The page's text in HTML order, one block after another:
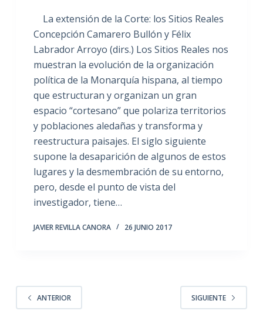
La extensión de la Corte: los Sitios Reales
Concepción Camarero Bullón y Félix
Labrador Arroyo (dirs.) Los Sitios Reales nos
muestran la evolución de la organización
política de la Monarquía hispana, al tiempo
que estructuran y organizan un gran
espacio “cortesano” que polariza territorios
y poblaciones aledañas y transforma y
reestructura paisajes. El siglo siguiente
supone la desaparición de algunos de estos
lugares y la desmembración de su entorno,
pero, desde el punto de vista del
investigador, tiene…
JAVIER REVILLA CANORA 26 JUNIO 2017
ANTERIOR SIGUIENTE